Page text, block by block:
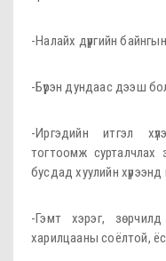
-Налайх дүүргийн
-Бүрэн дундаас дээш
-Иргэдийн итгэл
тогтоомж сурталчлах
бусдад хуулийн
-Гэмт хэрэг,
харилцааны соёлтой, ёс